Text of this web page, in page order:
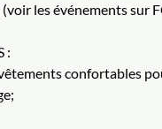
les événements sur
:
confortables